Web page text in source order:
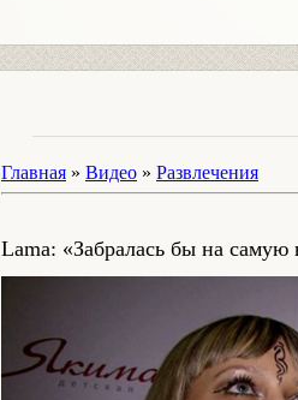
Главная » Видео » Развлечения
Lama: «Забралась бы на